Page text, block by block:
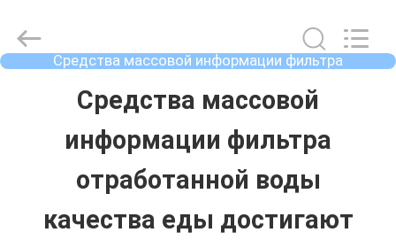
ДОМОЙ
ПРОДУКТЫ
LuoX
Plastic
CO.,LTD.
Средства массовой информации фильтра
отработанной воды
Средства массовой
информации фильтра
отработанной воды
качества еды достигают